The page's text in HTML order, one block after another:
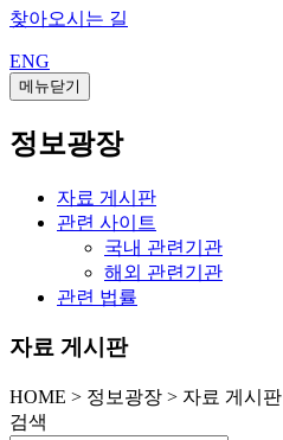
찾아오시는 길
ENG
메뉴닫기
정보광장
자료 게시판
관련 사이트
국내 관련기관
해외 관련기관
관련 법률
자료 게시판
HOME > 정보광장 > 자료 게시판
검색